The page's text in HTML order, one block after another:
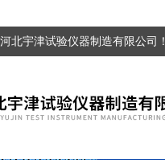
北宇津试验仪器制造有限公司！